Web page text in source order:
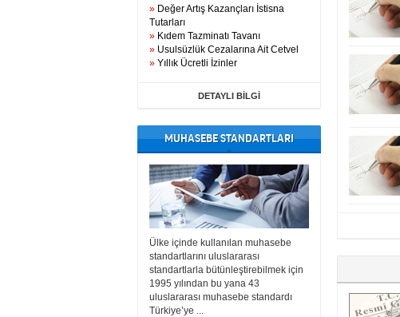
» Değer Artış Kazançları İstisna
Tutarları
» Kıdem Tazminatı Tavanı
» Usulsüzlük Cezalarına Ait Cetvel
» Yıllık Ücretli İzinler
DETAYLI BİLGİ
MUHASEBE STANDARTLARI
Ülke içinde kullanılan muhasebe
standartlarını uluslararası
standartlarla bütünleştirebilmek için
1995 yılından bu yana 43
uluslararası muhasebe standardı
Türkiye’ye ...